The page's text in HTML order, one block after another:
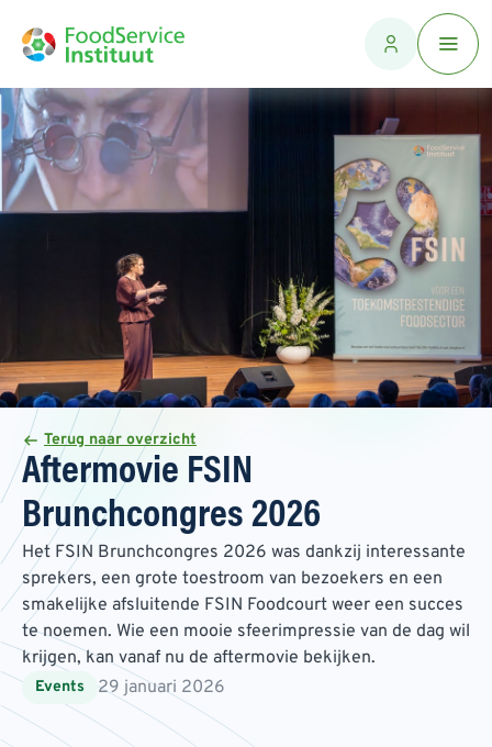
Terug naar overzicht
Aftermovie FSIN
Brunchcongres 2026
Het FSIN Brunchcongres 2026 was dankzij interessante
sprekers, een grote toestroom van bezoekers en een
smakelijke afsluitende FSIN Foodcourt weer een succes
te noemen. Wie een mooie sfeerimpressie van de dag wil
krijgen, kan vanaf nu de aftermovie bekijken.
Events 29 januari 2026